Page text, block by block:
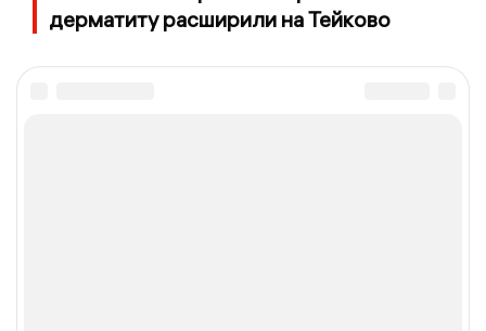
дерматиту расширили на Тейково